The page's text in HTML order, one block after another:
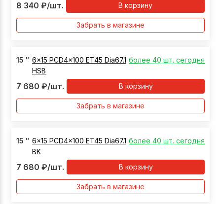
8 340 ₽/шт. В корзину
Забрать в магазине
15 ″ 6x15 PCD4x100 ET45 Dia67.1
HSB
более 40 шт. сегодня
7 680 ₽/шт. В корзину
Забрать в магазине
15 ″ 6x15 PCD4x100 ET45 Dia67.1
BK
более 40 шт. сегодня
7 680 ₽/шт. В корзину
Забрать в магазине